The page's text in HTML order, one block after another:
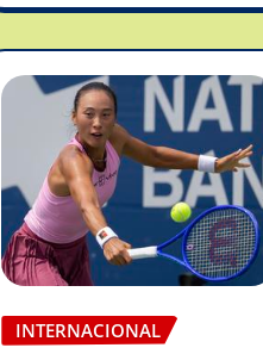
INTERNACIONAL